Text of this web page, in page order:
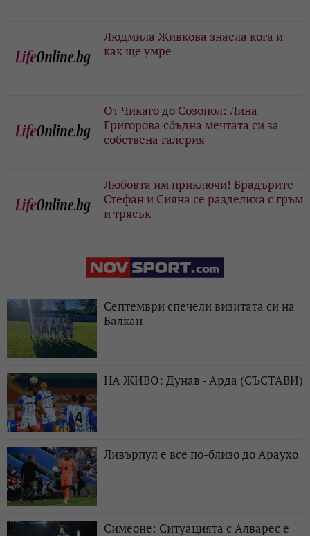
Людмила Живкова знаела кога и
как ще умре
От Чикаго до Созопол: Лина
Григорова сбъдна мечтата си за
собствена галерия
Любовта им приключи! Брадърите
Стефан и Сияна се разделиха с гръм
и трясък
Септември спечели визитата си на
Балкан
НА ЖИВО: Дунав - Арда (СЪСТАВИ)
Ливърпул е все по-близо до Араухо
Симеоне: Ситуацията с Алварес е